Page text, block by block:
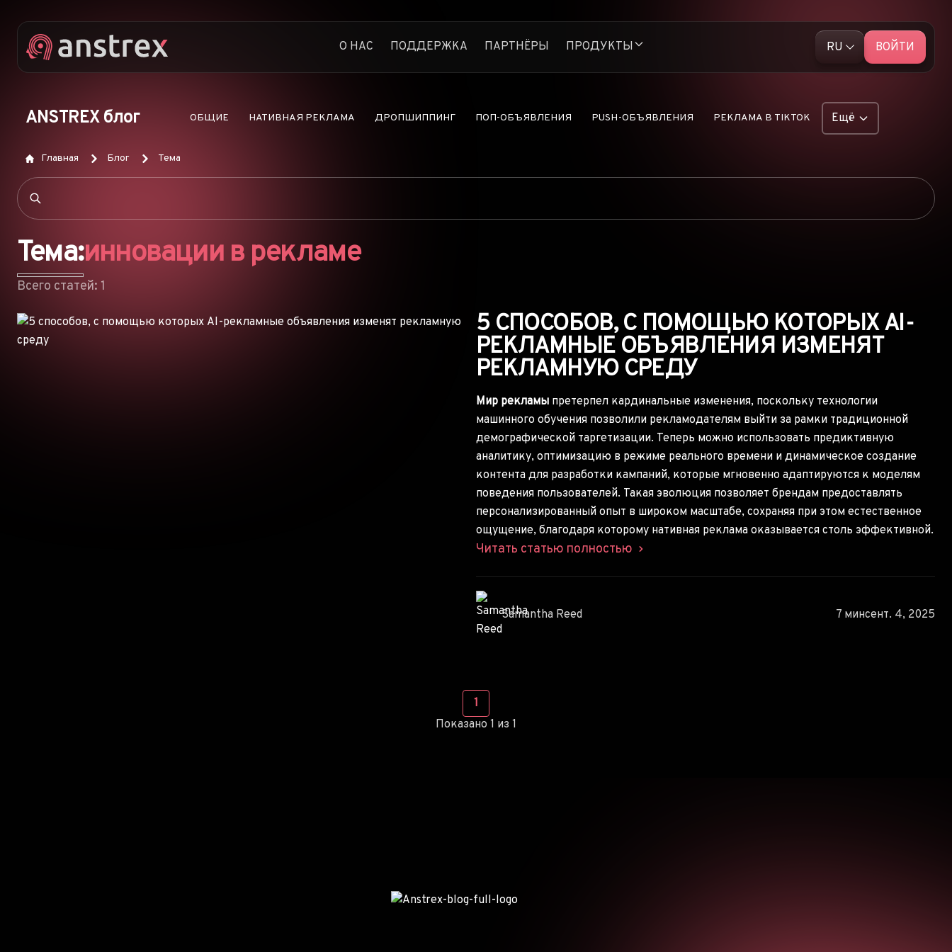
О НАС ПОДДЕРЖКА ПАРТНЁРЫ ПРОДУКТЫ
Anstrex Native
Anstrex InStream
Anstrex Dropship
RU
English (EN)
ВОЙТИ
ANSTREX блог ОБЩИЕ НАТИВНАЯ РЕКЛАМА ДРОПШИППИНГ ПОП-ОБЪЯВЛЕНИЯ PUSH-ОБЪЯВЛЕНИЯ РЕКЛАМА В TIKTOK Ещё
ОБЪЯВЛЕНИЯ
Главная Блог Тема
Тема:инновации в рекламе
Всего статей: 1
5 СПОСОБОВ, С ПОМОЩЬЮ КОТОРЫХ AI-
РЕКЛАМНЫЕ ОБЪЯВЛЕНИЯ ИЗМЕНЯТ
РЕКЛАМНУЮ СРЕДУ
Мир рекламы претерпел кардинальные изменения, поскольку технологии
машинного обучения позволили рекламодателям выйти за рамки традиционной
демографической таргетизации. Теперь можно использовать предиктивную
аналитику, оптимизацию в режиме реального времени и динамическое создание
контента для разработки кампаний, которые мгновенно адаптируются к моделям
поведения пользователей. Такая эволюция позволяет брендам предоставлять
персонализированный опыт в широком масштабе, сохраняя при этом естественное
ощущение, благодаря которому нативная реклама оказывается столь эффективной.
Читать статью полностью
Samantha Reed 7 минсент. 4, 2025
1
Показано 1 из 1